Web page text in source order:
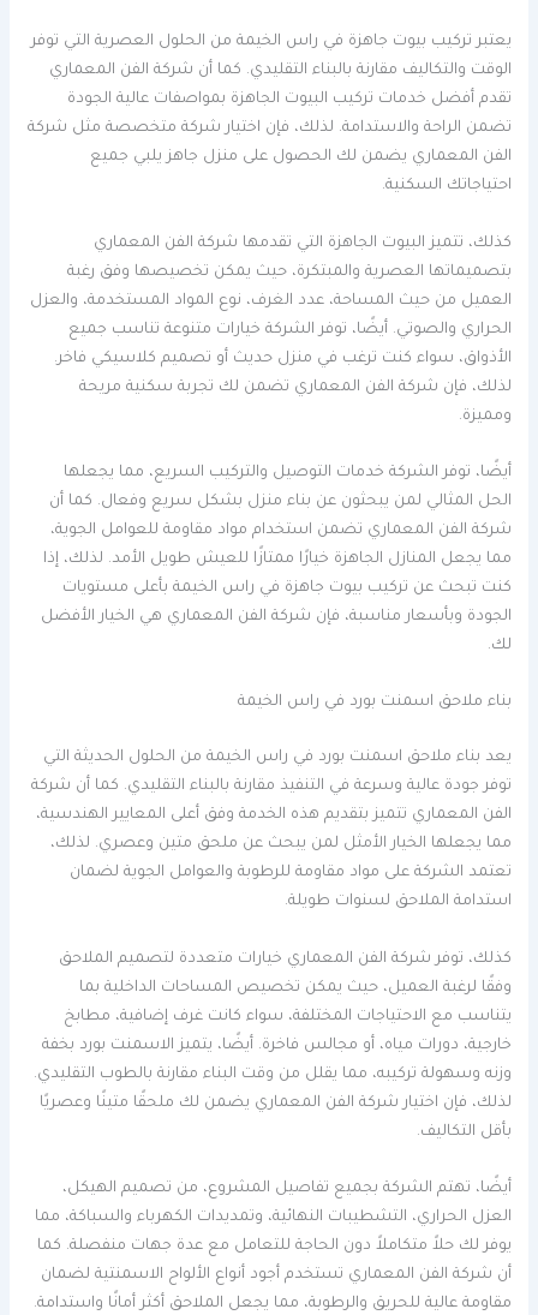
يعتبر تركيب بيوت جاهزة في راس الخيمة من الحلول العصرية التي توفر
الوقت والتكاليف مقارنة بالبناء التقليدي. كما أن شركة الفن المعماري
تقدم أفضل خدمات تركيب البيوت الجاهزة بمواصفات عالية الجودة
تضمن الراحة والاستدامة. لذلك، فإن اختيار شركة متخصصة مثل شركة
الفن المعماري يضمن لك الحصول على منزل جاهز يلبي جميع
احتياجاتك السكنية.
كذلك، تتميز البيوت الجاهزة التي تقدمها شركة الفن المعماري
بتصميماتها العصرية والمبتكرة، حيث يمكن تخصيصها وفق رغبة
العميل من حيث المساحة، عدد الغرف، نوع المواد المستخدمة، والعزل
الحراري والصوتي. أيضًا، توفر الشركة خيارات متنوعة تناسب جميع
الأذواق، سواء كنت ترغب في منزل حديث أو تصميم كلاسيكي فاخر.
لذلك، فإن شركة الفن المعماري تضمن لك تجربة سكنية مريحة
ومميزة.
أيضًا، توفر الشركة خدمات التوصيل والتركيب السريع، مما يجعلها
الحل المثالي لمن يبحثون عن بناء منزل بشكل سريع وفعال. كما أن
شركة الفن المعماري تضمن استخدام مواد مقاومة للعوامل الجوية،
مما يجعل المنازل الجاهزة خيارًا ممتازًا للعيش طويل الأمد. لذلك، إذا
كنت تبحث عن تركيب بيوت جاهزة في راس الخيمة بأعلى مستويات
الجودة وبأسعار مناسبة، فإن شركة الفن المعماري هي الخيار الأفضل
لك.
بناء ملاحق اسمنت بورد في راس الخيمة
يعد بناء ملاحق اسمنت بورد في راس الخيمة من الحلول الحديثة التي
توفر جودة عالية وسرعة في التنفيذ مقارنة بالبناء التقليدي. كما أن شركة
الفن المعماري تتميز بتقديم هذه الخدمة وفق أعلى المعايير الهندسية،
مما يجعلها الخيار الأمثل لمن يبحث عن ملحق متين وعصري. لذلك،
تعتمد الشركة على مواد مقاومة للرطوبة والعوامل الجوية لضمان
استدامة الملاحق لسنوات طويلة.
كذلك، توفر شركة الفن المعماري خيارات متعددة لتصميم الملاحق
وفقًا لرغبة العميل، حيث يمكن تخصيص المساحات الداخلية بما
يتناسب مع الاحتياجات المختلفة، سواء كانت غرف إضافية، مطابخ
خارجية، دورات مياه، أو مجالس فاخرة. أيضًا، يتميز الاسمنت بورد بخفة
وزنه وسهولة تركيبه، مما يقلل من وقت البناء مقارنة بالطوب التقليدي.
لذلك، فإن اختيار شركة الفن المعماري يضمن لك ملحقًا متينًا وعصريًا
بأقل التكاليف.
أيضًا، تهتم الشركة بجميع تفاصيل المشروع، من تصميم الهيكل،
العزل الحراري، التشطيبات النهائية، وتمديدات الكهرباء والسباكة، مما
يوفر لك حلاً متكاملاً دون الحاجة للتعامل مع عدة جهات منفصلة. كما
أن شركة الفن المعماري تستخدم أجود أنواع الألواح الاسمنتية لضمان
مقاومة عالية للحريق والرطوبة، مما يجعل الملاحق أكثر أمانًا واستدامة.